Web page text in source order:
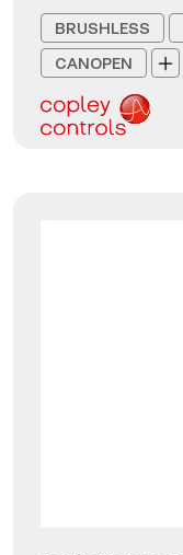
BRUSHLESS
CANOPEN